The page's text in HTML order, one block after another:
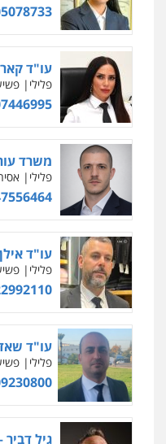
עו"ד
פלילי
משרד
פלילי
עו"ד
פלילי
עו"ד
פלילי
גיל דביר